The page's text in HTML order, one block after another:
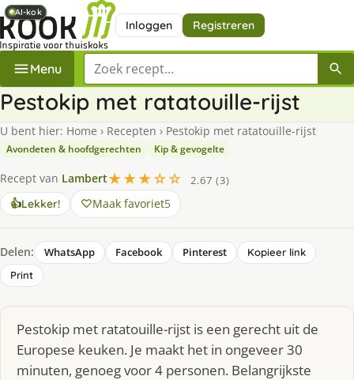
Inloggen Registreren
Menu Zoek een recept
Pestokip met ratatouille-rijst
U bent hier: Home › Recepten › Pestokip met ratatouille-rijst
Avondeten & hoofdgerechten Kip & gevogelte
Recept van Lambert★★★☆☆
2.67 (3)
👍Lekker! Maak favoriet5
Delen: WhatsApp Facebook Pinterest
Kopieer link
Print
Pestokip met ratatouille-rijst is een gerecht uit de
Europese keuken. Je maakt het in ongeveer 30
minuten, genoeg voor 4 personen. Belangrijkste
AI-kok
AI-kok
AI-kok